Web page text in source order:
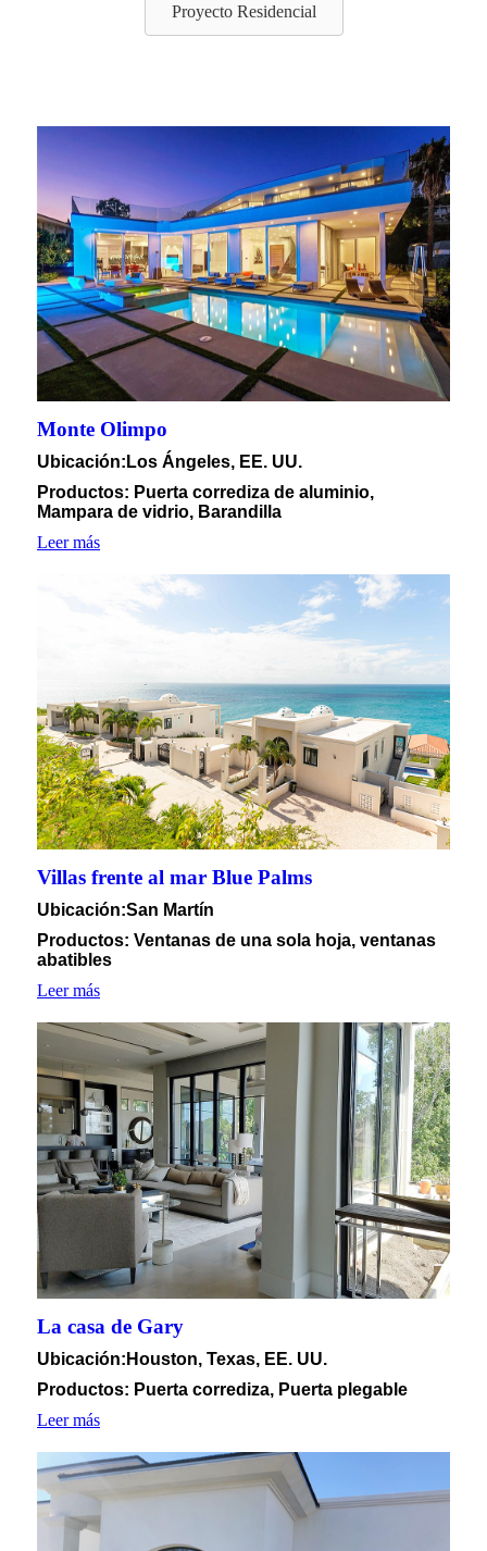
Proyecto Residencial
Monte Olimpo
Ubicación:Los Ángeles, EE. UU.
Productos: Puerta corrediza de aluminio,
Mampara de vidrio, Barandilla
Leer más
Villas frente al mar Blue Palms
Ubicación:San Martín
Productos: Ventanas de una sola hoja, ventanas
abatibles
Leer más
La casa de Gary
Ubicación:Houston, Texas, EE. UU.
Productos: Puerta corrediza, Puerta plegable
Leer más